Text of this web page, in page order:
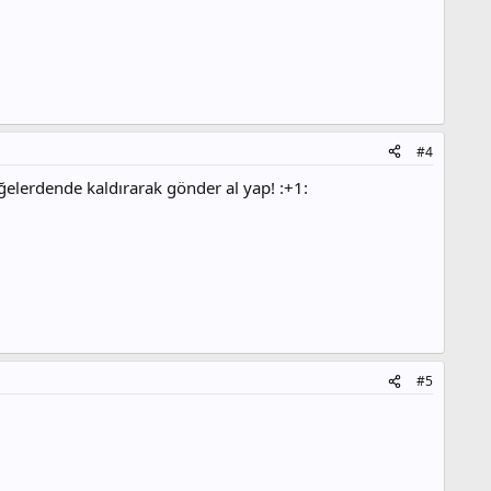
#4
kaldırarak gönder al yap! :+1:
#5